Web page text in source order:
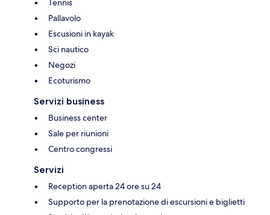
Tennis
Pallavolo
Escusioni in kayak
Sci nautico
Negozi
Ecoturismo
Servizi business
Business center
Sale per riunioni
Centro congressi
Servizi
Reception aperta 24 ore su 24
Supporto per la prenotazione di escursioni e biglietti